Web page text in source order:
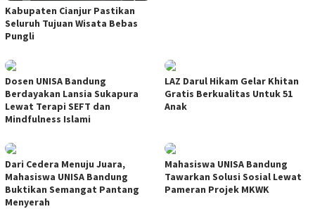
Kabupaten Cianjur Pastikan
Seluruh Tujuan Wisata Bebas
Pungli
Dosen UNISA Bandung
Berdayakan Lansia Sukapura
Lewat Terapi SEFT dan
Mindfulness Islami
LAZ Darul Hikam Gelar Khitan
Gratis Berkualitas Untuk 51
Anak
Dari Cedera Menuju Juara,
Mahasiswa UNISA Bandung
Buktikan Semangat Pantang
Menyerah
Mahasiswa UNISA Bandung
Tawarkan Solusi Sosial Lewat
Pameran Projek MKWK